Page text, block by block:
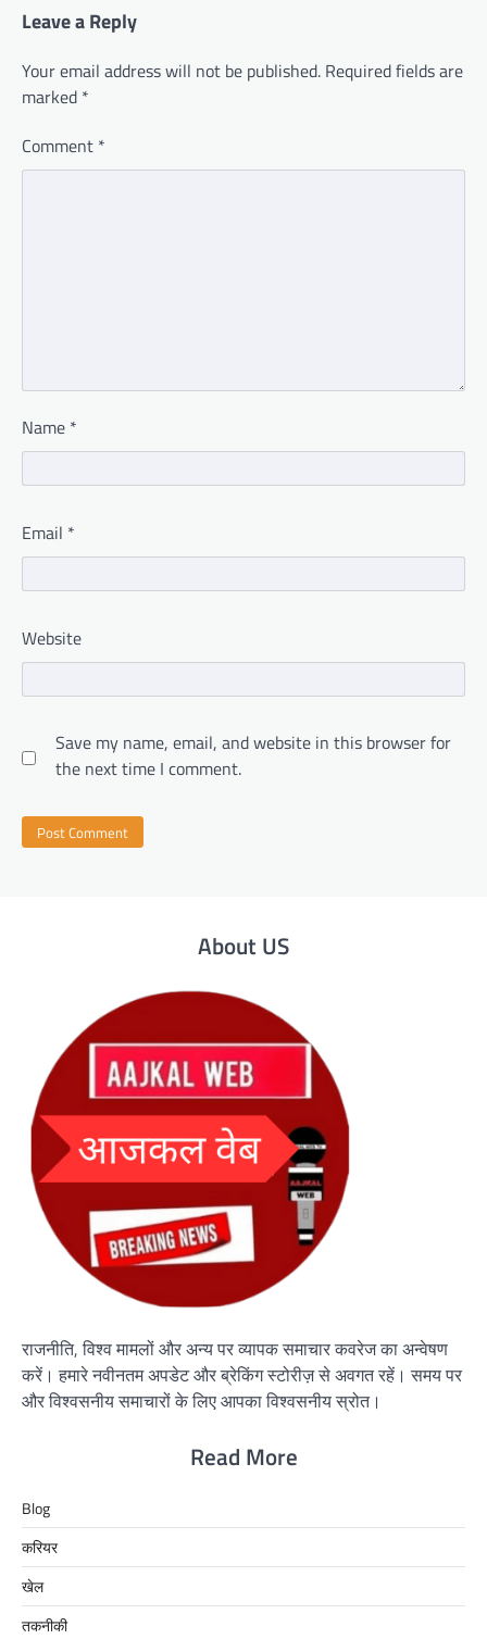
Leave a Reply
Your email address will not be published. Required fields are
marked *
Comment *
Name *
Email *
Website
Save my name, email, and website in this browser for
the next time I comment.
About US
राजनीति, विश्व मामलों और अन्य पर व्यापक समाचार कवरेज का अन्वेषण
करें। हमारे नवीनतम अपडेट और ब्रेकिंग स्टोरीज़ से अवगत रहें। समय पर
और विश्वसनीय समाचारों के लिए आपका विश्वसनीय स्रोत।
Read More
Blog
करियर
खेल
तकनीकी